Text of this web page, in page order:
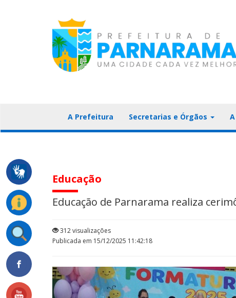
A Prefeitura Secretarias e Órgãos
Educação
Educação de Parnarama realiza
312 visualizações
Publicada em 15/12/2025 11:42:18